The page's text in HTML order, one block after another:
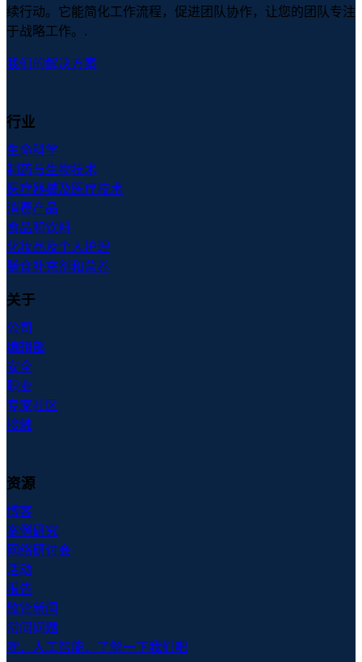
续行动。它能简化工作流程，促进团队协作，让您的团队专注
于战略工作。.
我们的解决方案
行业
生命科学
制药与生物技术
医疗器械及医疗技术
消费产品
食品和饮料
化妆品及个人护理
膳食补充剂和营养
关于
公司
编辑部
安全
职业
专家社区
接触
资源
博客
案例研究
网络研讨会
活动
报告
监管新闻
常问问题
嘿，人工智能，了解一下我们吧